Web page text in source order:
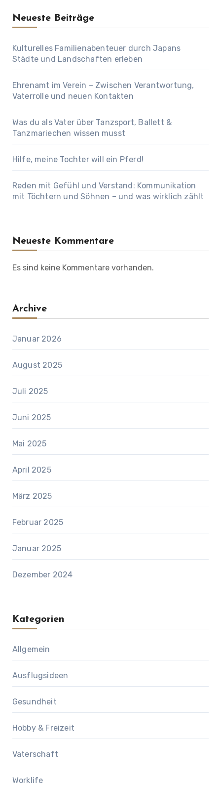
Neueste Beiträge
Kulturelles Familienabenteuer durch Japans
Städte und Landschaften erleben
Ehrenamt im Verein – Zwischen Verantwortung,
Vaterrolle und neuen Kontakten
Was du als Vater über Tanzsport, Ballett &
Tanzmariechen wissen musst
Hilfe, meine Tochter will ein Pferd!
Reden mit Gefühl und Verstand: Kommunikation
mit Töchtern und Söhnen – und was wirklich zählt
Neueste Kommentare
Es sind keine Kommentare vorhanden.
Archive
Januar 2026
August 2025
Juli 2025
Juni 2025
Mai 2025
April 2025
März 2025
Februar 2025
Januar 2025
Dezember 2024
Kategorien
Allgemein
Ausflugsideen
Gesundheit
Hobby & Freizeit
Vaterschaft
Worklife